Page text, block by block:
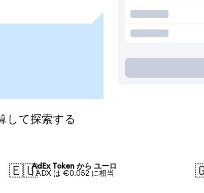
て探索する
🇪🇺AdEx Token から ユーロ
1 ADX は €0.052 に相当